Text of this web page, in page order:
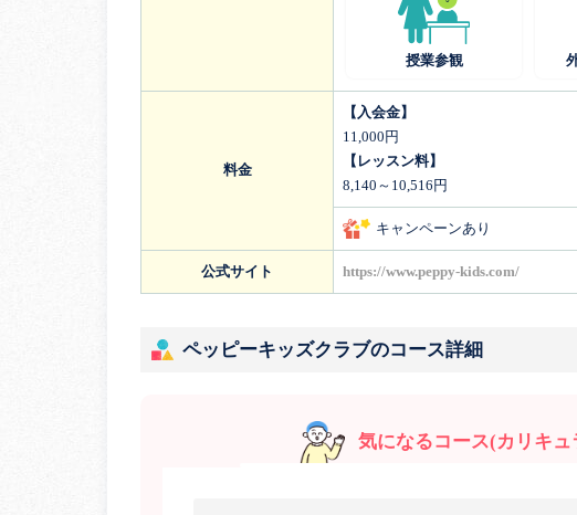
授業参観
料金
【入会金】
11,000円
【レッスン料】
8,140～10,516円
キャンペーンあり
公式サイト https://www.peppy-kids.com/
ペッピーキッズクラブのコース詳細
気になるコース(カリキ